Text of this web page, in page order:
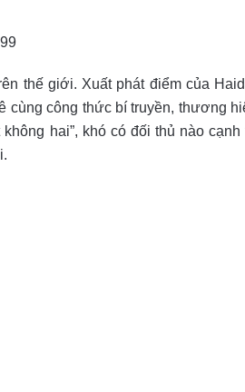
thế giới. Xuất phát điểm của
công thức bí truyền, thương
hai”, khó có đối thủ nào